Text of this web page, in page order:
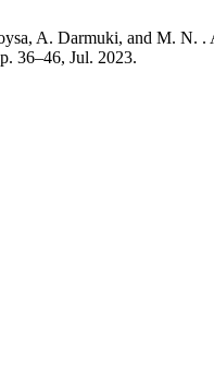
A. Darmuki, and M. N.
36–46, Jul. 2023.